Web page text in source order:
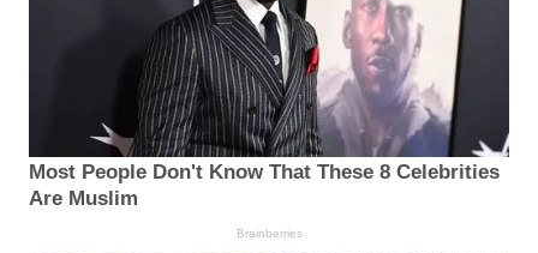
Most People Don't Know That These 8 Celebrities
Are Muslim
Brainberries